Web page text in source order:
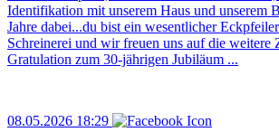
Identifikation mit unserem Haus und unserem
Jahre dabei...du bist ein wesentlicher
Schreinerei und wir freuen uns auf die weitere
Gratulation zum 30-jährigen Jubiläum ...
08.05.2026 18:29